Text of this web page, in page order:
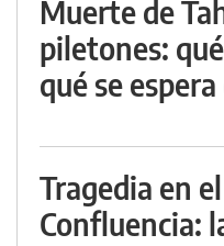
Muerte de
piletones:
qué se
Tragedia en
Confluencia: